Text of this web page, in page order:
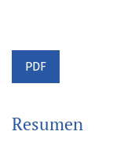
PDF
Resumen